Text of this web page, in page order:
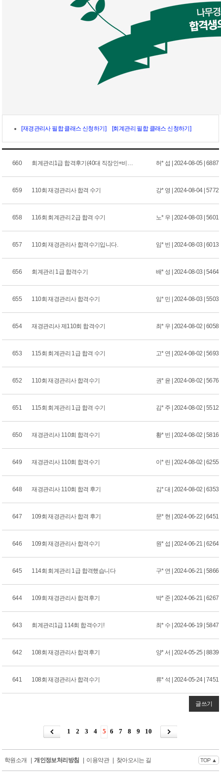
[재경관리사 필합 클래스 신청하기] [회계관리 필합 클래스 신청하기]
660 회계관리1급 합격후기(40대 직장인+비전공자) 허* 섭 | 2024-08-05 | 6887
659 110회 재경관리사 합격 수기 강* 영 | 2024-08-04 | 5772
658 116회 회계관리 2급 합격 수기 노* 우 | 2024-08-03 | 5601
657 110회 재경관리사 합격수기입니다. 임* 빈 | 2024-08-03 | 6013
656 회계관리 1급 합격수기 배* 성 | 2024-08-03 | 5464
655 110회 재경관리사 합격수기 임* 민 | 2024-08-03 | 5503
654 재경관리사 제110회 합격수기 최* 우 | 2024-08-02 | 6058
653 115회 회계관리 1급 합격 수기 고* 연 | 2024-08-02 | 5693
652 110회 재경관리사 합격수기 권* 윤 | 2024-08-02 | 5676
651 115회 회계관리 1급 합격 수기 김* 주 | 2024-08-02 | 5512
650 재경관리사 110회 합격수기 황* 빈 | 2024-08-02 | 5816
649 재경관리사 110회 합격수기 이* 린 | 2024-08-02 | 6255
648 재경관리사 110회 합격 후기 김* 대 | 2024-08-02 | 6353
647 109회 재경관리사 합격 후기 문* 현 | 2024-06-22 | 6451
646 109회 재경관리사 합격수기 원* 섭 | 2024-06-21 | 6264
645 114회 회계관리 1급 합격했습니다 구* 연 | 2024-06-21 | 5866
644 109회 재경관리사 합격후기 박* 준 | 2024-06-21 | 6267
643 회계관리1급 114회 합격수기! 최* 수 | 2024-06-19 | 5847
642 108회 재경관리사 합격후기 양* 서 | 2024-05-25 | 8839
641 108회 재경관리사 합격수기 류* 석 | 2024-05-24 | 7451
글쓰기
1 2 3 4 5 6 7 8 9 10
학원소개 개인정보처리방침 이용약관 찾아오시는 길 TOP ▲